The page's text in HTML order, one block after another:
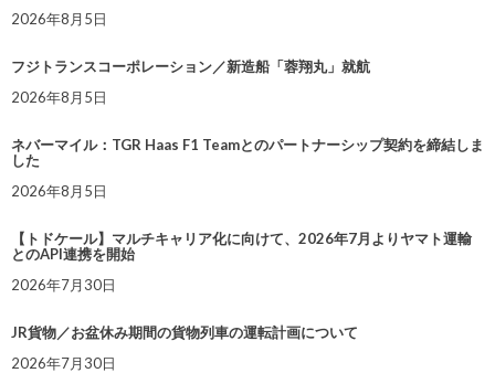
2026年8月5日
フジトランスコーポレーション／新造船「蓉翔丸」就航
2026年8月5日
ネバーマイル：TGR Haas F1 Teamとのパートナーシップ契約を締結しま
した
2026年8月5日
【トドケール】マルチキャリア化に向けて、2026年7月よりヤマト運輸
とのAPI連携を開始
2026年7月30日
JR貨物／お盆休み期間の貨物列車の運転計画について
2026年7月30日